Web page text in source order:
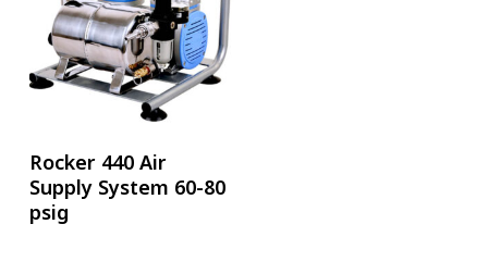
อ่านเพิ่ม
Rocker 440 Air
Supply System 60-80
psig